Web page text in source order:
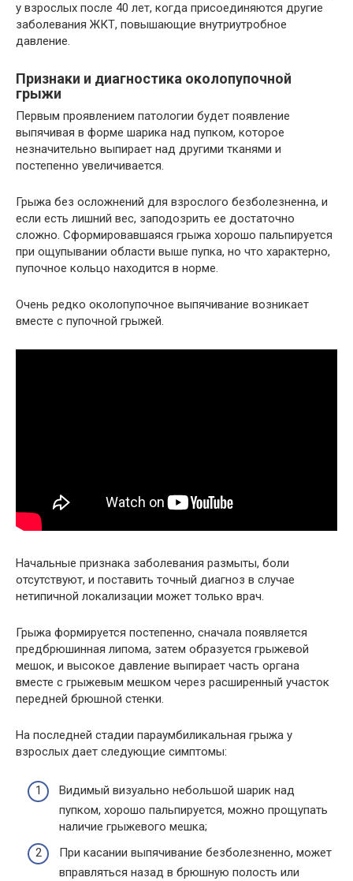
у взрослых после 40 лет, когда присоединяются другие
заболевания ЖКТ, повышающие внутриутробное
давление.
Признаки и диагностика околопупочной
грыжи
Первым проявлением патологии будет появление
выпячивая в форме шарика над пупком, которое
незначительно выпирает над другими тканями и
постепенно увеличивается.
Грыжа без осложнений для взрослого безболезненна, и
если есть лишний вес, заподозрить ее достаточно
сложно. Сформировавшаяся грыжа хорошо пальпируется
при ощупывании области выше пупка, но что характерно,
пупочное кольцо находится в норме.
Очень редко околопупочное выпячивание возникает
вместе с пупочной грыжей.
Начальные признака заболевания размыты, боли
отсутствуют, и поставить точный диагноз в случае
нетипичной локализации может только врач.
Грыжа формируется постепенно, сначала появляется
предбрюшинная липома, затем образуется грыжевой
мешок, и высокое давление выпирает часть органа
вместе с грыжевым мешком через расширенный участок
передней брюшной стенки.
На последней стадии параумбиликальная грыжа у
взрослых дает следующие симптомы:
Видимый визуально небольшой шарик над
пупком, хорошо пальпируется, можно прощупать
наличие грыжевого мешка;
При касании выпячивание безболезненно, может
вправляться назад в брюшную полость или